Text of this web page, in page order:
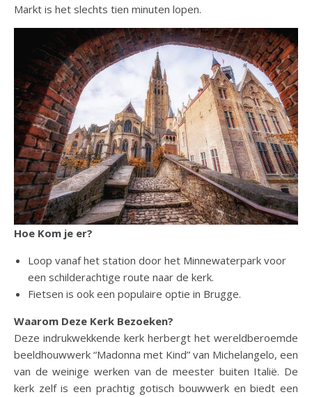
Markt is het slechts tien minuten lopen.
Hoe Kom je er?
Loop vanaf het station door het Minnewaterpark voor
een schilderachtige route naar de kerk.
Fietsen is ook een populaire optie in Brugge.
Waarom Deze Kerk Bezoeken?
Deze indrukwekkende kerk herbergt het wereldberoemde
beeldhouwwerk “Madonna met Kind” van Michelangelo, een
van de weinige werken van de meester buiten Italië. De
kerk zelf is een prachtig gotisch bouwwerk en biedt een